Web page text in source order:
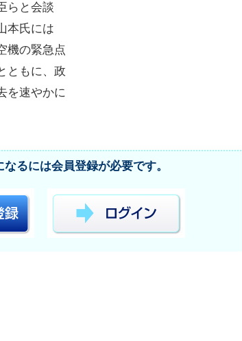
らと会談
本氏には
機の緊急点
ともに、政
を速やかに
るには会員登録が必要です。